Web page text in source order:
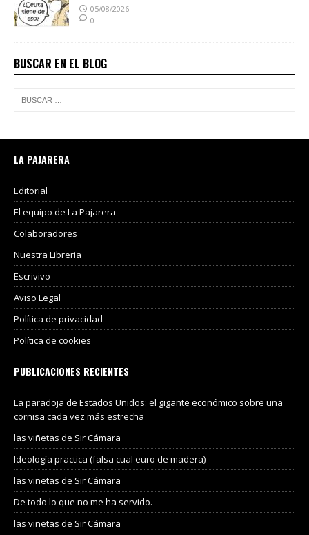
05/08/2026
0
BUSCAR EN EL BLOG
LA PAJARERA
Editorial
El equipo de La Pajarera
Colaboradores
Nuestra Libreria
Escrivivo
Aviso Legal
Política de privacidad
Política de cookies
PUBLICACIONES RECIENTES
La paradoja de Estados Unidos: el gigante económico sobre una
cornisa cada vez más estrecha
las viñetas de Sir Cámara
Ideología practica (falsa cual euro de madera)
las viñetas de Sir Cámara
De todo lo que no me ha servido.
las viñetas de Sir Cámara